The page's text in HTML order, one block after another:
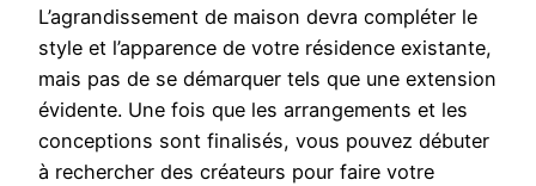
L’agrandissement de maison devra compléter le
style et l’apparence de votre résidence existante,
mais pas de se démarquer tels que une extension
évidente. Une fois que les arrangements et les
conceptions sont finalisés, vous pouvez débuter
à rechercher des créateurs pour faire votre